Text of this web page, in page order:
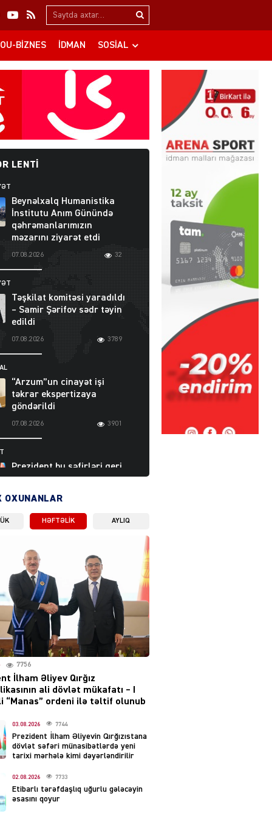
Search…
BIZNES İDMAN SOSIAL
LENTI
Beynəlxalq Humanistika
İnstitutu Anım Günündə
qəhrəmanlarımızın
məzarını ziyarət etdi
07.08.2026 32
Təşkilat komitəsi yaradıldı
– Samir Şərifov sədr təyin
edildi
07.08.2026 3789
“Arzum”un cinayət işi
təkrar ekspertizaya
göndərildi
07.08.2026 3901
Prezident bu səfirləri geri
çağırdı – Abel
Moskvada güclü partlayış
səsləri eşidildi
07.08.2026 5490
Rusiya-Ukrayna
münaqişəsinin həllində
irəliləyiş var – Tramp
07.08.2026
imzaladı
07.08.2026 5490
Tehran və İrəvandan
“Tramp yolu”na HƏMLƏ –
REAKSİYA
OXUNANLAR
HƏFTƏLIK AYLIQ
7756
İlham Əliyev Qırğız
ali dövlət mükafatı – I
“Manas” ordeni ilə təltif olunub
03.08.2026 7744
Prezident İlham Əliyevin Qırğızıstana
dövlət səfəri münasibətlərdə yeni
tarixi mərhələ kimi dəyərləndirilir
02.08.2026 7733
Etibarlı tərəfdaşlıq uğurlu gələcəyin
əsasını qoyur